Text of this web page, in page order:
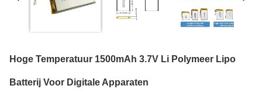
Hoge Temperatuur 1500mAh 3.7V Li Polymeer Lipo
Batterij Voor Digitale Apparaten